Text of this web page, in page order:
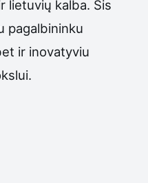
lietuvių kalba. Šis
pagalbininku
ir inovatyviu